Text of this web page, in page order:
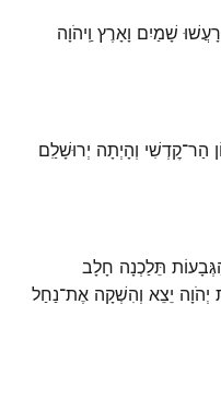
שָׁמַיִם וָאָרֶץ וַֽיהֹוָה
הַר־קׇדְשִׁי וְהָיְתָה יְרוּשָׁלַ͏ִם
תֵּלַכְנָה חָלָב
יְהֹוָה יֵצֵא וְהִשְׁקָה אֶת־נַחַל